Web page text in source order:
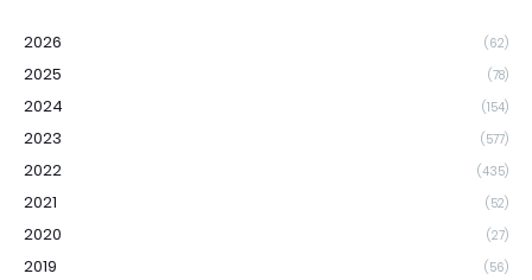
2026 (62)
2025 (78)
2024 (154)
2023 (577)
2022 (435)
2021 (52)
2020 (27)
2019 (56)